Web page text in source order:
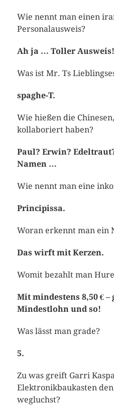
Wie nennt man einen
Personalausweis?
Ah ja … Toller Ausweis!
Was ist Mr. Ts
spaghe-T.
Wie hießen die
kollaboriert haben?
Paul? Erwin?
Namen …
Wie nennt man eine
Principissa.
Woran erkennt man ein
Das wirft mit Kerzen.
Womit bezahlt man
Mit mindestens 8,50 € –
Mindestlohn und so!
Was lässt man grade?
5.
Zu was greift Garri
Elektronikbaukasten
wegluchst?